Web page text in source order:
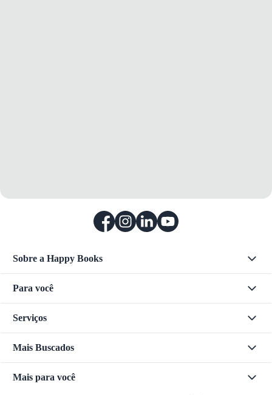
Sobre a Happy Books
Para você
Serviços
Mais Buscados
Mais para você